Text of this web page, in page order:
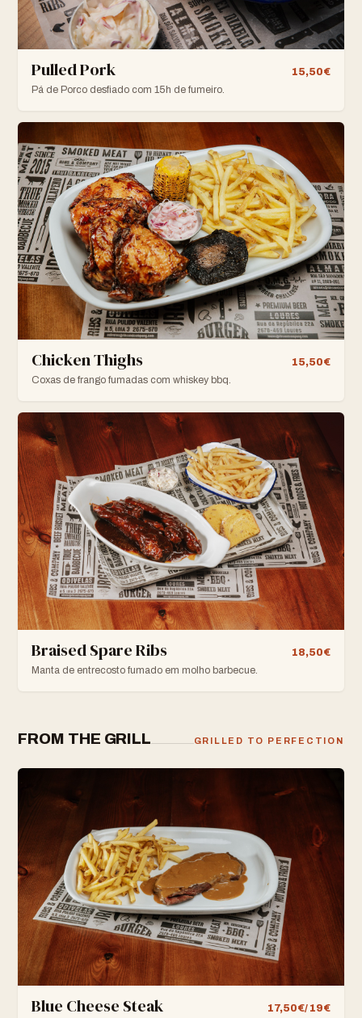
Pulled Pork
15,50€
Pá de Porco desfiado com 15h de fumeiro.
Chicken Thighs
15,50€
Coxas de frango fumadas com whiskey bbq.
Braised Spare Ribs
18,50€
Manta de entrecosto fumado em molho barbecue.
FROM THE GRILL GRILLED TO PERFECTION
Blue Cheese Steak
17,50€/ 19€